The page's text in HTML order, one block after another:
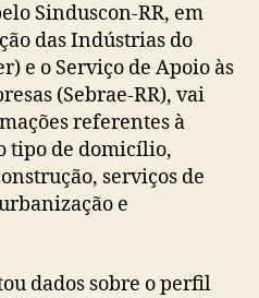
Sinduscon-RR, em
das Indústrias do
e o Serviço de Apoio às
(Sebrae-RR), vai
referentes à
tipo de domicílio,
serviços de
e
dados sobre o perfil